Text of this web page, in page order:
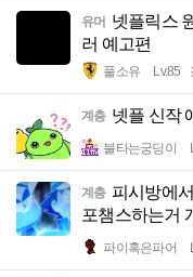
유머 넷플릭스
러 예고편
풀소유 Lv.85
계층 넷플 신작
불타는궁딩이
계층 피시방에
포챔스하는거
파이혹은파어